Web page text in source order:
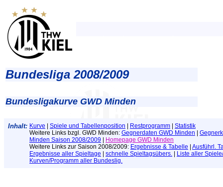
Bundesliga 2008/2009
Bundesligakurve GWD Minden
Inhalt: Kurve Spiele und Tabellenposition Restprogramm
Statistik
Weitere Links bzgl. GWD Minden: Gegnerdaten GWD Minden
Minden Saison 2008/2009
Homepage GWD Minden
Weitere Links zur Saison 2008/2009: Ergebnisse & Tabelle
Ausführl.
Ergebnisse aller Spieltage
schnelle Spieltagsübers.
Liste aller
Kurven/Programm aller Bundeslig.